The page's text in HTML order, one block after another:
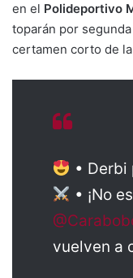
en el Polideportivo
toparán por
certamen corto de la
•
• ¡No
vuelven a